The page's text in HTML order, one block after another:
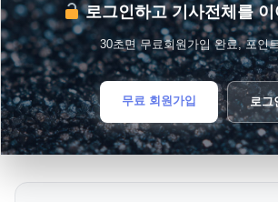
로그인하고 기사전체를 이
30초면 무료회원가입 완료, 포인
무료 회원가입 로그